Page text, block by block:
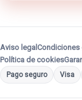
Aviso legal Condiciones
Política de cookies
Pago seguro Visa